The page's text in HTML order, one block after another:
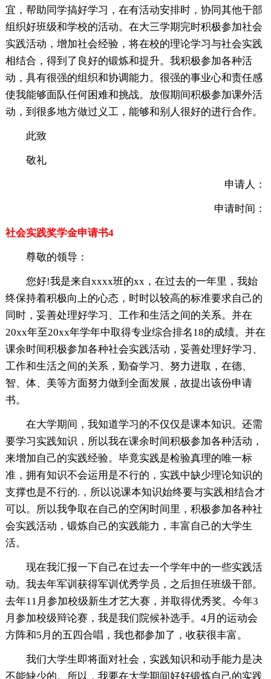
宜，帮助同学搞好学习，在有活动安排时，协同其他干部
组织好班级和学校的活动。在大三学期完时积极参加社会
实践活动，增加社会经验，将在校的理论学习与社会实践
相结合，得到了良好的锻炼和提升。我积极参加各种活
动，具有很强的组织和协调能力。很强的事业心和责任感
使我能够面队任何困难和挑战。放假期间积极参加课外活
动，到很多地方做过义工，能够和别人很好的进行合作。
此致
敬礼
申请人：
申请时间：
社会实践奖学金申请书4
尊敬的领导：
您好!我是来自xxxx班的xx，在过去的一年里，我始
终保持着积极向上的心态，时时以较高的标准要求自己的
同时，妥善处理好学习、工作和生活之间的关系。并在
20xx年至20xx年学年中取得专业综合排名18的成绩。并在
课余时间积极参加各种社会实践活动，妥善处理好学习、
工作和生活之间的关系，勤奋学习、努力进取，在德、
智、体、美等方面努力做到全面发展，故提出该份申请
书。
在大学期间，我知道学习的不仅仅是课本知识。还需
要学习实践知识，所以我在课余时间积极参加各种活动，
来增加自己的实践经验。毕竟实践是检验真理的唯一标
准，拥有知识不会运用是不行的，实践中缺少理论知识的
支撑也是不行的.，所以说课本知识始终要与实践相结合才
可以。所以我争取在自己的空闲时间里，积极参加各种社
会实践活动，锻炼自己的实践能力，丰富自己的大学生
活。
现在我汇报一下自己在过去一个学年中的一些实践活
动。我去年军训获得军训优秀学员，之后担任班级干部。
去年11月参加校级新生才艺大赛，并取得优秀奖。今年3
月参加校级辩论赛，我是我们院候补选手。4月的运动会
方阵和5月的五四合唱，我也都参加了，收获很丰富。
我们大学生即将面对社会，实践知识和动手能力是决
不能缺少的。所以，我要在大学期间好好锻炼自己的实践